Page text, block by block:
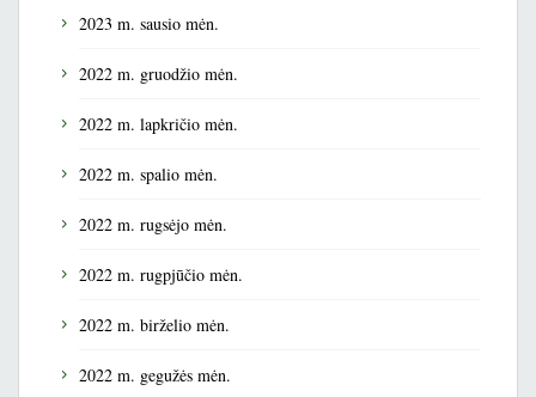
2023 m. sausio mėn.
2022 m. gruodžio mėn.
2022 m. lapkričio mėn.
2022 m. spalio mėn.
2022 m. rugsėjo mėn.
2022 m. rugpjūčio mėn.
2022 m. birželio mėn.
2022 m. gegužės mėn.